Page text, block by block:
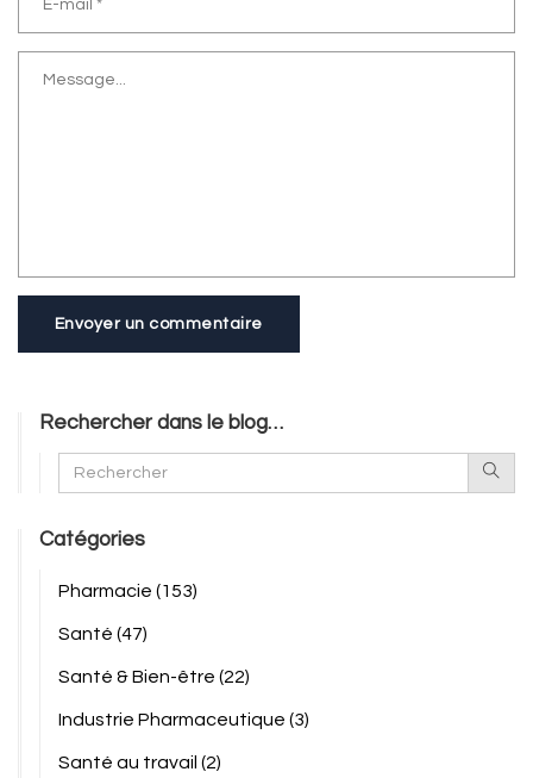
Envoyer un commentaire
Rechercher dans le blog…
Catégories
Pharmacie (153)
Santé (47)
Santé & Bien-être (22)
Industrie Pharmaceutique (3)
Santé au travail (2)